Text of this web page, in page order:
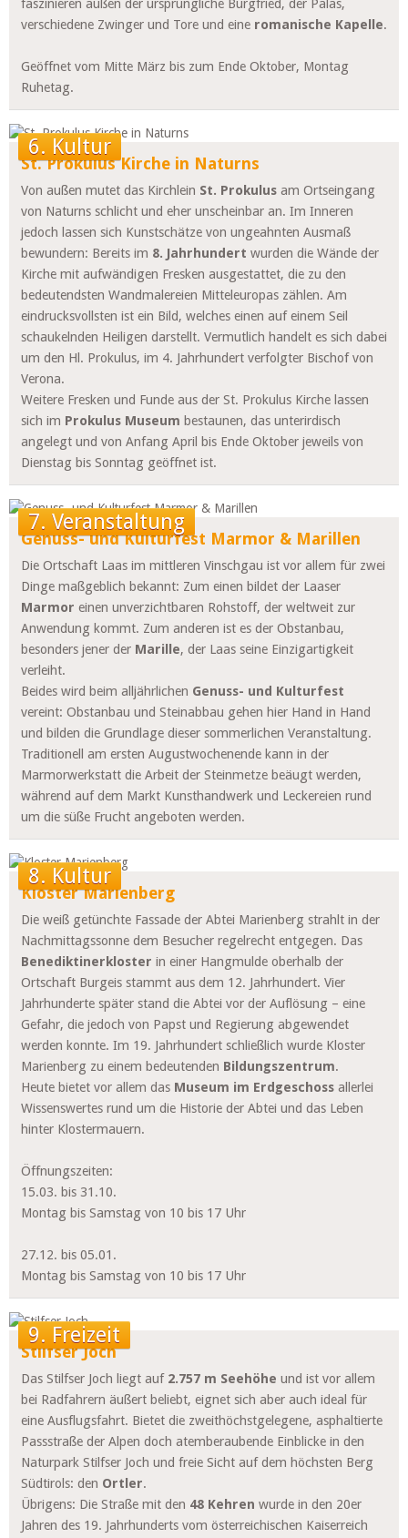
faszinieren außen der ursprüngliche Burgfried, der Palas,
verschiedene Zwinger und Tore und eine romanische Kapelle.
Geöffnet vom Mitte März bis zum Ende Oktober, Montag
Ruhetag.
6. Kultur
St. Prokulus Kirche in Naturns
Von außen mutet das Kirchlein St. Prokulus am Ortseingang
von Naturns schlicht und eher unscheinbar an. Im Inneren
jedoch lassen sich Kunstschätze von ungeahnten Ausmaß
bewundern: Bereits im 8. Jahrhundert wurden die Wände der
Kirche mit aufwändigen Fresken ausgestattet, die zu den
bedeutendsten Wandmalereien Mitteleuropas zählen. Am
eindrucksvollsten ist ein Bild, welches einen auf einem Seil
schaukelnden Heiligen darstellt. Vermutlich handelt es sich dabei
um den Hl. Prokulus, im 4. Jahrhundert verfolgter Bischof von
Verona.
Weitere Fresken und Funde aus der St. Prokulus Kirche lassen
sich im Prokulus Museum bestaunen, das unterirdisch
angelegt und von Anfang April bis Ende Oktober jeweils von
Dienstag bis Sonntag geöffnet ist.
7. Veranstaltung
Genuss- und Kulturfest Marmor & Marillen
Die Ortschaft Laas im mittleren Vinschgau ist vor allem für zwei
Dinge maßgeblich bekannt: Zum einen bildet der Laaser
Marmor einen unverzichtbaren Rohstoff, der weltweit zur
Anwendung kommt. Zum anderen ist es der Obstanbau,
besonders jener der Marille, der Laas seine Einzigartigkeit
verleiht.
Beides wird beim alljährlichen Genuss- und Kulturfest
vereint: Obstanbau und Steinabbau gehen hier Hand in Hand
und bilden die Grundlage dieser sommerlichen Veranstaltung.
Traditionell am ersten Augustwochenende kann in der
Marmorwerkstatt die Arbeit der Steinmetze beäugt werden,
während auf dem Markt Kunsthandwerk und Leckereien rund
um die süße Frucht angeboten werden.
8. Kultur
Kloster Marienberg
Die weiß getünchte Fassade der Abtei Marienberg strahlt in der
Nachmittagssonne dem Besucher regelrecht entgegen. Das
Benediktinerkloster in einer Hangmulde oberhalb der
Ortschaft Burgeis stammt aus dem 12. Jahrhundert. Vier
Jahrhunderte später stand die Abtei vor der Auflösung – eine
Gefahr, die jedoch von Papst und Regierung abgewendet
werden konnte. Im 19. Jahrhundert schließlich wurde Kloster
Marienberg zu einem bedeutenden Bildungszentrum.
Heute bietet vor allem das Museum im Erdgeschoss allerlei
Wissenswertes rund um die Historie der Abtei und das Leben
hinter Klostermauern.
Öffnungszeiten:
15.03. bis 31.10.
Montag bis Samstag von 10 bis 17 Uhr
27.12. bis 05.01.
Montag bis Samstag von 10 bis 17 Uhr
9. Freizeit
Stilfser Joch
Das Stilfser Joch liegt auf 2.757 m Seehöhe und ist vor allem
bei Radfahrern äußert beliebt, eignet sich aber auch ideal für
eine Ausflugsfahrt. Bietet die zweithöchstgelegene, asphaltierte
Passstraße der Alpen doch atemberaubende Einblicke in den
Naturpark Stilfser Joch und freie Sicht auf dem höchsten Berg
Südtirols: den Ortler.
Übrigens: Die Straße mit den 48 Kehren wurde in den 20er
Jahren des 19. Jahrhunderts vom österreichischen Kaiserreich